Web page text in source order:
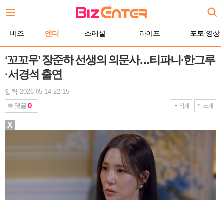
문
비즈 엔터 스페셜 라이프 포토·영상
‘꼬꼬무’ 장준하 선생의 의문사…티파니·한그루
·서경석 출연
입력 2026-05-14 22:15
댓글 0 작게 크게
X